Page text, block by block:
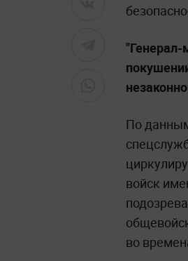
"Генерал-
По
войск
во